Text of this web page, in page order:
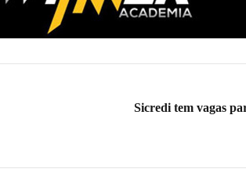
Sicredi tem vagas